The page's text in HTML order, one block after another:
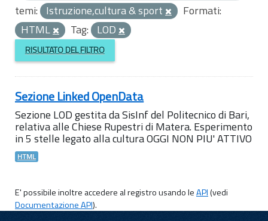
temi: Istruzione,cultura & sport
Formati:
HTML
Tag: LOD
RISULTATO DEL FILTRO
Sezione Linked OpenData
Sezione LOD gestita da SisInf del Politecnico di Bari,
relativa alle Chiese Rupestri di Matera. Esperimento
in 5 stelle legato alla cultura OGGI NON PIU' ATTIVO
HTML
E' possibile inoltre accedere al registro usando leAPI(vedi
Documentazione API).